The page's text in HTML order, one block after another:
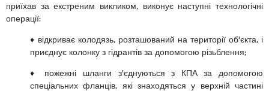
приїхав за екстреним викликом, виконує наступні технологічні
операції:
♦ відкриває колодязь, розташований на території об'єкта, і
приєднує колонку з гідрантів за допомогою різьблення;
♦ пожежні шланги з'єднуються з КПА за допомогою
спеціальних фланців, які знаходяться у верхній частині